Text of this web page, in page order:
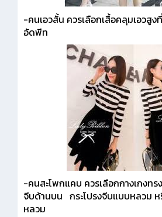
-คนเอวสั้น ควรเลือกเสื้อคลุมเอวสูง
อัดพีท
-คนสะโพกแคบ ควรเลือกกางเกงทร
จีบด้านบน กระโปรงจีบแบบหลวม ห
หลวม